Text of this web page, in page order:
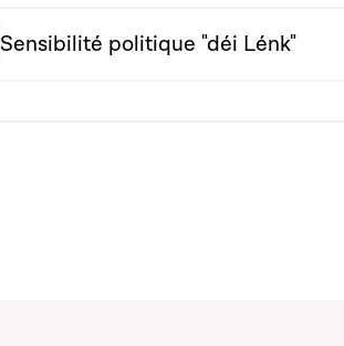
Sensibilité politique "déi Lénk"